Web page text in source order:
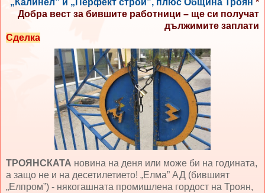
„Калинел” и „Перфект строй”, плюс Община Троян *
Добра вест за бившите работници – ще си получат
дължимите заплати
Сделка
ТРОЯНСКАТА новина на деня или може би на годината,
а защо не и на десетилетието! „Елма” АД (бившият
„Елпром”) - някогашната промишлена гордост на Троян,